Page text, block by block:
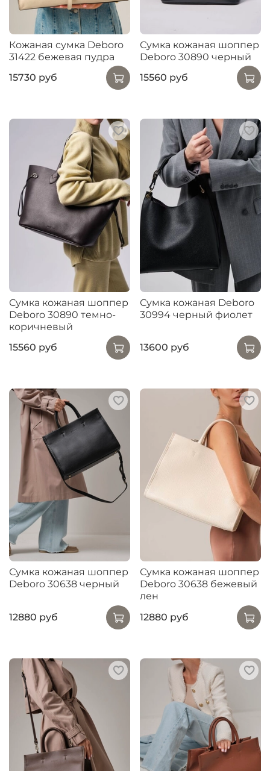
Кожаная сумка Deboro
31422 бежевая пудра
15730 руб
Сумка кожаная шоппер
Deboro 30890 черный
15560 руб
Сумка кожаная шоппер
Deboro 30890 темно-
коричневый
15560 руб
Сумка кожаная Deboro
30994 черный фиолет
13600 руб
Сумка кожаная шоппер
Deboro 30638 черный
12880 руб
Сумка кожаная шоппер
Deboro 30638 бежевый
лен
12880 руб